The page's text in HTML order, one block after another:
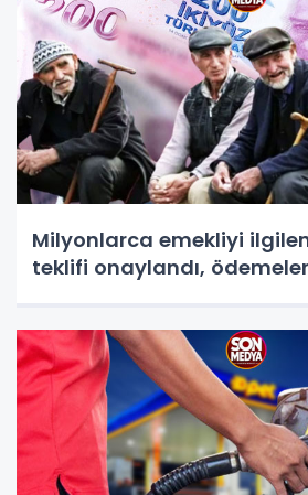
Milyonlarca emekliyi
teklifi onaylandı,